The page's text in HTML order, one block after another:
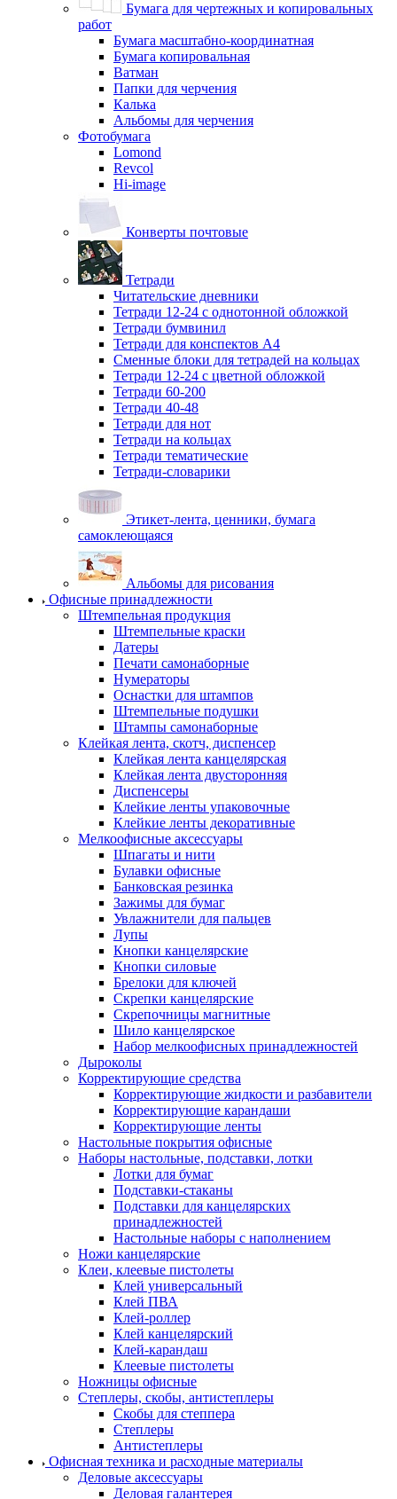
Бумага для чертежных и копировальных
работ
Бумага масштабно-координатная
Бумага копировальная
Ватман
Папки для черчения
Калька
Альбомы для черчения
Фотобумага
Lomond
Revcol
Hi-image
Конверты почтовые
Тетради
Читательские дневники
Тетради 12-24 с однотонной обложкой
Тетради бумвинил
Тетради для конспектов А4
Сменные блоки для тетрадей на кольцах
Тетради 12-24 с цветной обложкой
Тетради 60-200
Тетради 40-48
Тетради для нот
Тетради на кольцах
Тетради тематические
Тетради-словарики
Этикет-лента, ценники, бумага
самоклеющаяся
Альбомы для рисования
Офисные принадлежности
Штемпельная продукция
Штемпельные краски
Датеры
Печати самонаборные
Нумераторы
Оснастки для штампов
Штемпельные подушки
Штампы самонаборные
Клейкая лента, скотч, диспенсер
Клейкая лента канцелярская
Клейкая лента двусторонняя
Диспенсеры
Клейкие ленты упаковочные
Клейкие ленты декоративные
Мелкоофисные аксессуары
Шпагаты и нити
Булавки офисные
Банковская резинка
Зажимы для бумаг
Увлажнители для пальцев
Лупы
Кнопки канцелярские
Кнопки силовые
Брелоки для ключей
Скрепки канцелярские
Скрепочницы магнитные
Шило канцелярское
Набор мелкоофисных принадлежностей
Дыроколы
Корректирующие средства
Корректирующие жидкости и разбавители
Корректирующие карандаши
Корректирующие ленты
Настольные покрытия офисные
Наборы настольные, подставки, лотки
Лотки для бумаг
Подставки-стаканы
Подставки для канцелярских
принадлежностей
Настольные наборы с наполнением
Ножи канцелярские
Клеи, клеевые пистолеты
Клей универсальный
Клей ПВА
Клей-роллер
Клей канцелярский
Клей-карандаш
Клеевые пистолеты
Ножницы офисные
Степлеры, скобы, антистеплеры
Скобы для степпера
Степлеры
Антистеплеры
Офисная техника и расходные материалы
Деловые аксессуары
Деловая галантерея